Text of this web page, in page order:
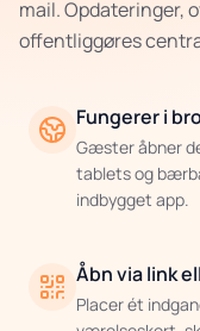
mail.
offentliggøres
Fungerer i
Gæster åbner
tablets og
indbygget app.
Åbn via link
Placer ét